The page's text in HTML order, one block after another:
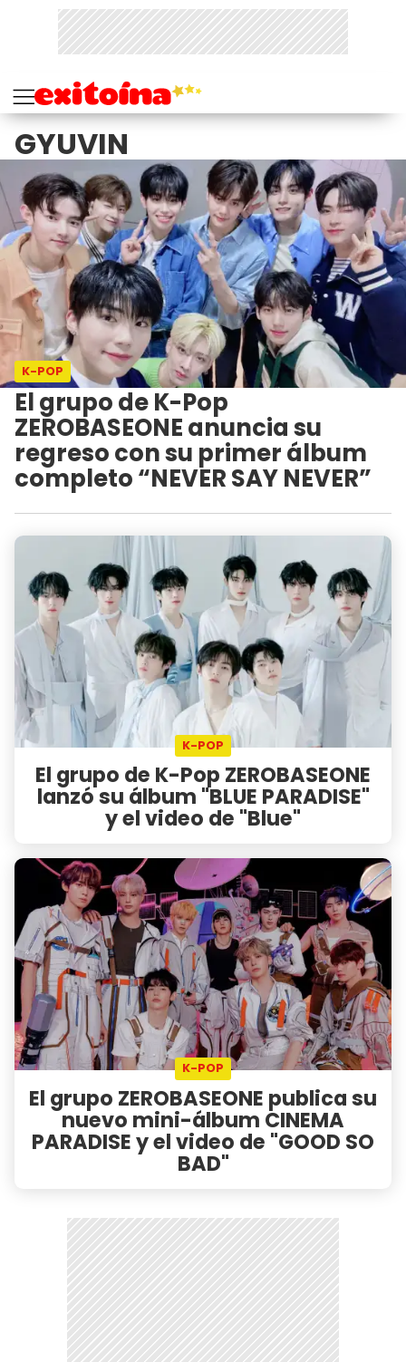
GYUVIN
K-POP
El grupo de K-Pop
ZEROBASEONE anuncia su
regreso con su primer álbum
completo “NEVER SAY NEVER”
K-POP
El grupo de K-Pop ZEROBASEONE
lanzó su álbum "BLUE PARADISE"
y el video de "Blue"
K-POP
El grupo ZEROBASEONE publica su
nuevo mini-álbum CINEMA
PARADISE y el video de "GOOD SO
BAD"